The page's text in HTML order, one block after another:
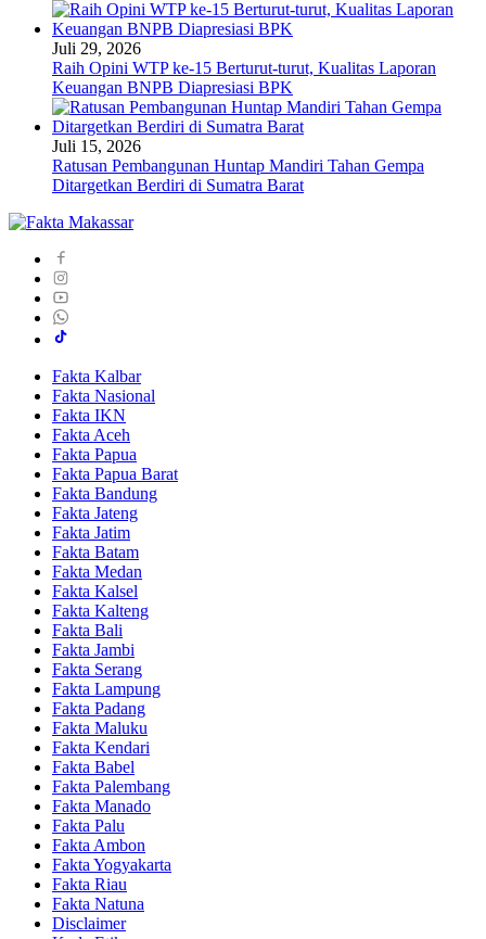
Juli 29, 2026
Raih Opini WTP ke-15 Berturut-turut, Kualitas Laporan
Keuangan BNPB Diapresiasi BPK
Juli 15, 2026
Ratusan Pembangunan Huntap Mandiri Tahan Gempa
Ditargetkan Berdiri di Sumatra Barat
Fakta Kalbar
Fakta Nasional
Fakta IKN
Fakta Aceh
Fakta Papua
Fakta Papua Barat
Fakta Bandung
Fakta Jateng
Fakta Jatim
Fakta Batam
Fakta Medan
Fakta Kalsel
Fakta Kalteng
Fakta Bali
Fakta Jambi
Fakta Serang
Fakta Lampung
Fakta Padang
Fakta Maluku
Fakta Kendari
Fakta Babel
Fakta Palembang
Fakta Manado
Fakta Palu
Fakta Ambon
Fakta Yogyakarta
Fakta Riau
Fakta Natuna
Disclaimer